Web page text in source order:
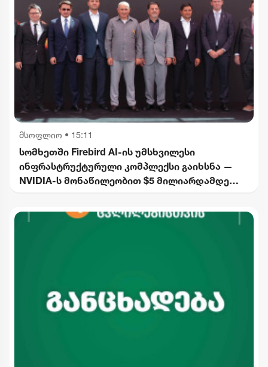
მსოფლიო • 15:11
სომხეთში Firebird AI-ის უმსხვილესი
ინფრასტრუქტურული კომპლექსი გაიხსნა —
NVIDIA-ს მონაწილეობით $5 მილიარდამდე